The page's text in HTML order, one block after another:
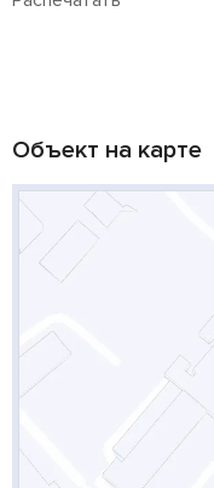
Объект на карте